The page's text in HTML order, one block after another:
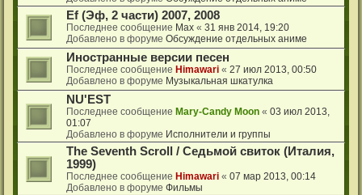
Ef (Эф, 2 части) 2007, 2008
Последнее сообщение Max « 31 янв 2014, 19:20
Добавлено в форуме Обсуждение отдельных аниме
Иностранные версии песен
Последнее сообщение Himawari « 27 июл 2013, 00:50
Добавлено в форуме Музыкальная шкатулка
NU'EST
Последнее сообщение Mary-Candy Moon « 03 июл 2013,
01:07
Добавлено в форуме Исполнители и группы
The Seventh Scroll / Седьмой свиток (Италия,
1999)
Последнее сообщение Himawari « 07 мар 2013, 00:14
Добавлено в форуме Фильмы